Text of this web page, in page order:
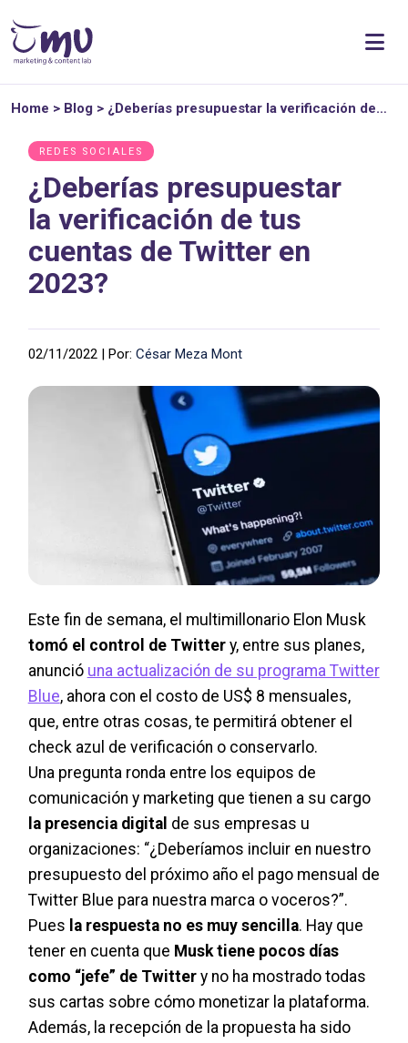
Home > Blog > ¿Deberías presupuestar la verificación de…
REDES SOCIALES
¿Deberías presupuestar
la verificación de tus
cuentas de Twitter en
2023?
02/11/2022 | Por: César Meza Mont
Este fin de semana, el multimillonario Elon Musk
tomó el control de Twittery, entre sus planes,
anunció una actualización de su programa Twitter
Blue, ahora con el costo de US$ 8 mensuales,
que, entre otras cosas, te permitirá obtener el
check azul de verificación o conservarlo.
Una pregunta ronda entre los equipos de
comunicación y marketing que tienen a su cargo
la presencia digital de sus empresas u
organizaciones: “¿Deberíamos incluir en nuestro
presupuesto del próximo año el pago mensual de
Twitter Blue para nuestra marca o voceros?”.
Pues la respuesta no es muy sencilla. Hay que
tener en cuenta que Musk tiene pocos días
como “jefe” de Twittery no ha mostrado todas
sus cartas sobre cómo monetizar la plataforma.
Además, la recepción de la propuesta ha sido